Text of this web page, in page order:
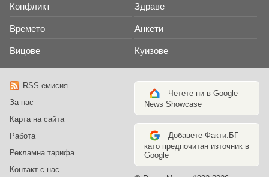
Конфликт Здраве
Времето Анкети
Вицове Куизове
RSS емисия
За нас
Карта на сайта
Работа
Рекламна тарифа
Контакт с нас
Четете ни в Google
News Showcase
Добавете Факти.БГ
като предпочитан източник в
Google